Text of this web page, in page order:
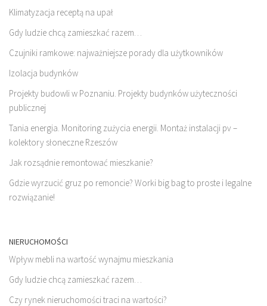
Klimatyzacja receptą na upał
Gdy ludzie chcą zamieszkać razem…
Czujniki ramkowe: najważniejsze porady dla użytkowników
Izolacja budynków
Projekty budowli w Poznaniu. Projekty budynków użyteczności
publicznej
Tania energia. Monitoring zużycia energii. Montaż instalacji pv –
kolektory słoneczne Rzeszów
Jak rozsądnie remontować mieszkanie?
Gdzie wyrzucić gruz po remoncie? Worki big bag to proste i legalne
rozwiązanie!
NIERUCHOMOŚCI
Wpływ mebli na wartość wynajmu mieszkania
Gdy ludzie chcą zamieszkać razem…
Czy rynek nieruchomości traci na wartości?